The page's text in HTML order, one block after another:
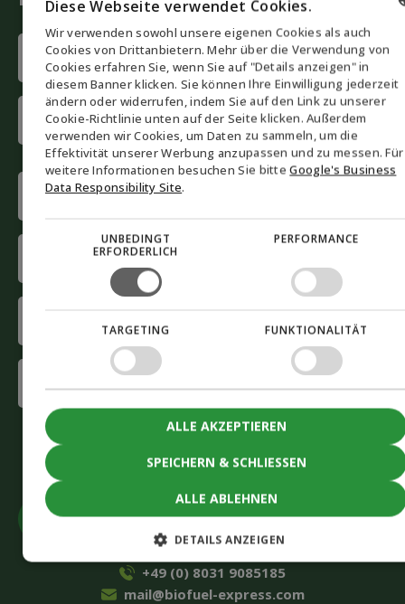
Name
(erforderlich)
First
name
name
Phone
(erforderlich)
(erforderlich)
CAPTCHA
Akzeptieren
einzureichen
+49 (0) 8031 9085185
mail@biofuel-express.com
ENGLISH
DANISH
GERMAN
NORWEGIAN
SWEDISH
Diese Webseite verwendet Cookies.
Wir verwenden sowohl unsere eigenen Cookies als auch
Cookies von Drittanbietern. Mehr über die Verwendung von
Cookies erfahren Sie, wenn Sie auf "Details anzeigen" in
diesem Banner klicken. Sie können Ihre Einwilligung jederzeit
ändern oder widerrufen, indem Sie auf den Link zu unserer
Cookie-Richtlinie unten auf der Seite klicken. Außerdem
verwenden wir Cookies, um Daten zu sammeln, um die
Effektivität unserer Werbung anzupassen und zu messen. Für
weitere Informationen besuchen Sie bitteGoogle's Business
Data Responsibility Site.
UNBEDINGT
ERFORDERLICH
PERFORMANCE
TARGETING FUNKTIONALITÄT
SPEICHERN & SCHLIESSEN
ALLE AKZEPTIEREN
ALLE ABLEHNEN
DETAILS ANZEIGEN